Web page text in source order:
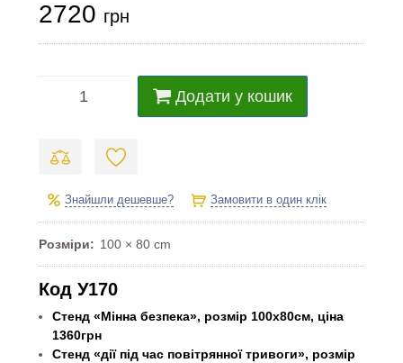
2720 грн
Додати у кошик
Знайшли дешевше? Замовити в один клік
Розміри 100 × 80 cm
Код У170
Стенд «Мінна безпека», розмір 100х80см, ціна
1360грн
Стенд «дії під час повітрянної тривоги», розмір